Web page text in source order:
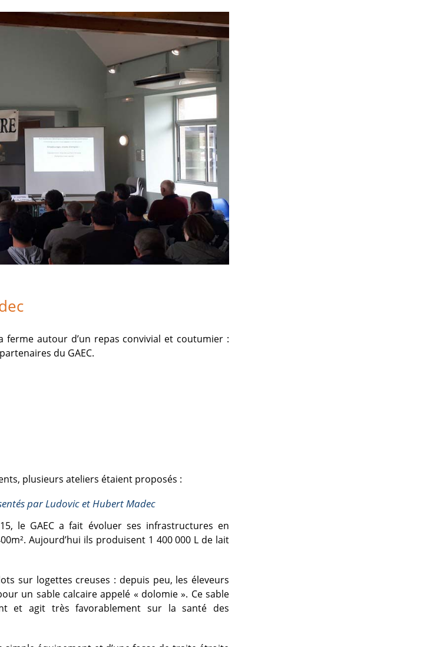
ferme autour d’un repas convivial et coutumier :
du GAEC.
plusieurs ateliers étaient proposés :
par Ludovic et Hubert Madec
le GAEC a fait évoluer ses infrastructures en
Aujourd’hui ils produisent 1 400 000 L de lait
sur logettes creuses : depuis peu, les éleveurs
un sable calcaire appelé « dolomie ». Ce sable
et agit très favorablement sur la santé des